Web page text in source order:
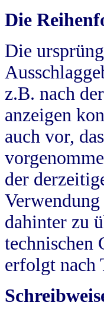
Die
Die
z.B. nach
anzeigen
auch vor,
der
dahinter zu
technischen
erfolgt nach